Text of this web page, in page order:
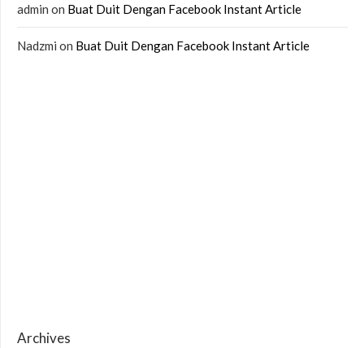
admin on Buat Duit Dengan Facebook Instant Article
Nadzmi on Buat Duit Dengan Facebook Instant Article
Archives